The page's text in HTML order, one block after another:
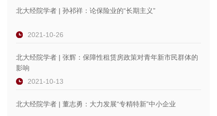
北大经院学者 | 孙祁祥：论保险业的“长期主义”
2021-10-26
北大经院学者 | 张辉：保障性租赁房政策对青年新市民群体的
影响
2021-10-13
北大经院学者 | 董志勇：大力发展“专精特新”中小企业